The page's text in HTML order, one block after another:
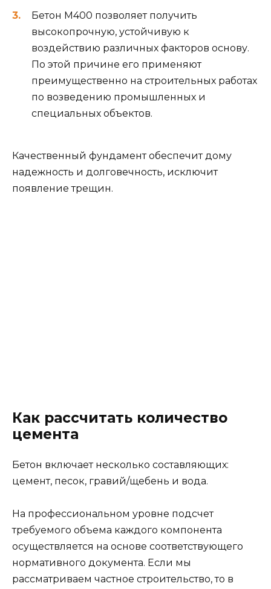
Бетон M400 позволяет получить
высокопрочную, устойчивую к
воздействию различных факторов основу.
По этой причине его применяют
преимущественно на строительных работах
по возведению промышленных и
специальных объектов.
Качественный фундамент обеспечит дому
надежность и долговечность, исключит
появление трещин.
Как рассчитать количество
цемента
Бетон включает несколько составляющих:
цемент, песок, гравий/щебень и вода.
На профессиональном уровне подсчет
требуемого объема каждого компонента
осуществляется на основе соответствующего
нормативного документа. Если мы
рассматриваем частное строительство, то в